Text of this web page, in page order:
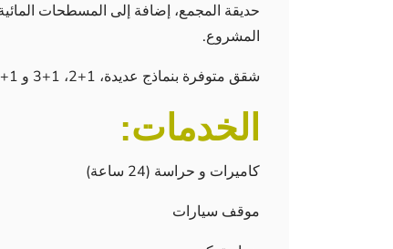
حديقة المجمع، إضافة إلى المسطحات
المشروع.
شقق متوفرة بنماذج عديدة، 1+2، 1+3 و 1+4 مع تشطيبات مميزة.
الخدمات:
كاميرات و حراسة (24 ساعة)
موقف سيارات